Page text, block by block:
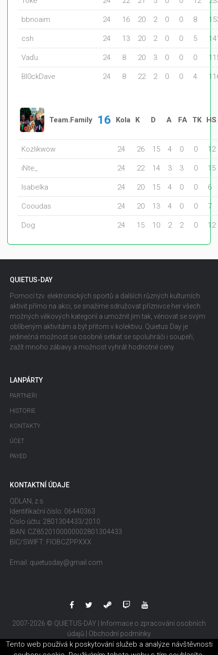
bbnoaim 24 16 20 2 0 0 8
csh 24 13 20 2 0 0 5
Vaďu. 24 8 20 3 0 0 0
Bl0ckDave 24 8 22 2 0 0 4
Team.Family 16 Kola K D A FA TK HS
Kozlikwow 24 26 15 4 0 0 12
iNte_ 24 22 14 3 3 0 15
Isabelka 24 20 15 4 0 0 6
Cooudas 24 20 13 4 0 0 7
Dog 24 15 10 2 2 0 12
QUIETUS-DAY
Pomocí tzv. elektronických sportů a dalších různých kulturních
aktivit přímo na akci, se snažíme sdružovat příznivce her všech
možných věkových kategorií a umožnit jim tak, věnovat se svým
oblíbeným aktivitám a být přitom v kolektivu. Quietus Day je
jedinečná možnost se osobně setkat se spoluhráči i soupeři,
zažít mnoho zábavy a možnost vyhrát hodnotné ceny.
LANPÁRTY
PARTNEŘI
HISTORIE
KONTAKTY
ÚČET
PAYED
KONTAKTNÍ ÚDAJE
QDLAN, z.s.
Identifikační číslo: 06440363
Číslo účtu: 2801304433/2010
IBAN: CZ8520100000002801304433
BIC/SWIFT: FIOBCZPPXXX
Email: quietusday@gmail.com
2007-2026 © QUIETUS-DAY |
Informace o zpracování osobních
údajů
Obchodní podmínky
Tento web používá k poskytování služeb a analýze návštěvnosti